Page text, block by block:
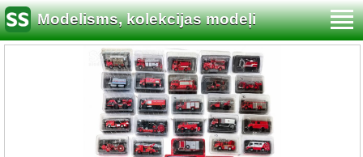
Modelisms, kolekcijas modeļi